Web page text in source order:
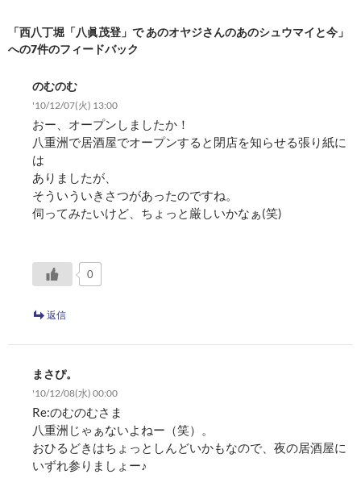
ョ
「西八丁堀「八眞茂登」で あのオヤジさんのあのシュウマイと今」
への7件のフィードバック
のむのむ
'10/12/07(火) 13:00
おー、オープンしましたか！
八重洲で居酒屋でオープンすると閉店を知らせる張り紙に
は
ありましたが、
そういういきさつがあったのですね。
伺ってみたいけど、ちょっと厳しいかなぁ(笑)
0
返信
まさぴ。
'10/12/08(水) 00:00
Re:のむのむさま
八重洲じゃぁないよねー（笑）。
おひるどきはちょっとしんどいかもなので、夜の居酒屋に
いずれ参りましょー♪